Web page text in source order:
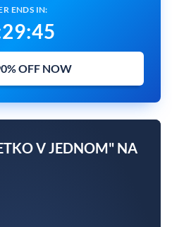
ENDS IN:
29:43
OFF NOW
V JEDNOM" NA